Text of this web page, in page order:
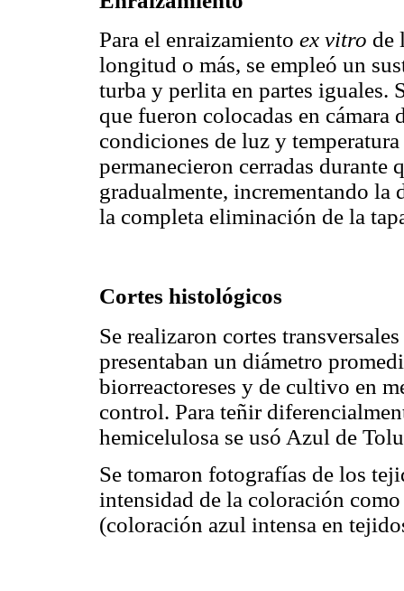
Para el enraizamiento ex vitro de
longitud o más, se empleó un
turba y perlita en partes iguales.
que fueron colocadas en cámara
condiciones de luz y
permanecieron cerradas durante
gradualmente, incrementando la
la completa eliminación de la
Cortes histológicos
Se realizaron cortes
presentaban un diámetro
biorreactoreses y de cultivo en
control. Para teñir
hemicelulosa se usó Azul de
Se tomaron fotografías de los
intensidad de la coloración
(coloración azul intensa en